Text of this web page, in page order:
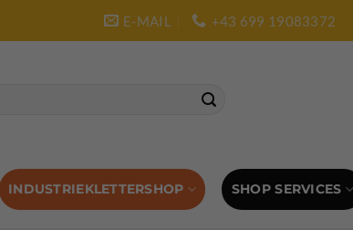
E-MAIL +43 699 19083372
INDUSTRIEKLETTERSHOP SHOP SERVICES